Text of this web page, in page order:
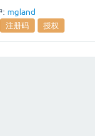
: mgland
注册码 授权